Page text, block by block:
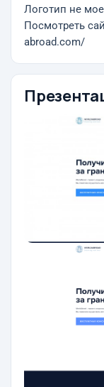
Логотип не
Посмотреть
abroad.com/